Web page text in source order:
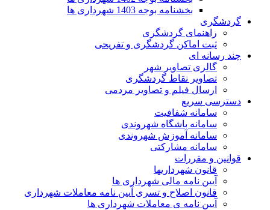
بخشنامه بوجه 1403 شهرداری ها
گردشگری
راهنمای گردشگری
ثبت اماکن گردشگری و تفریحی
چند رسانه ای
گالری تصاویر شهر
تصاویر نقاط گردشگری
ارسال فیلم و تصاویر مردمی
دسترسی سریع
سامانه شفافیت
سامانه باشگاه شهروندی
سامانه آموزش شهروندی
سامانه مشارکتی
قوانین و مقررات
قانون شهرداریها
آیین نامه مالی شهرداری ها
قانون اصلاح و تسری آیین نامه معاملات شهرداری
آیین نامه ی معاملات شهرداری ها